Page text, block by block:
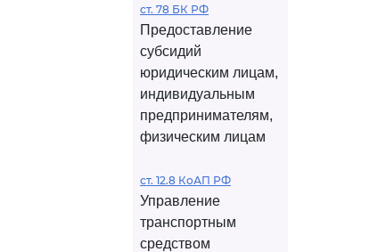
ст. 78 БК РФ
Предоставление
субсидий
юридическим лицам,
индивидуальным
предпринимателям,
физическим лицам
ст. 12.8 КоАП РФ
Управление
транспортным
средством